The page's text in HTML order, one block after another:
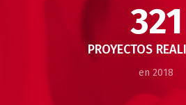
321
PROYECTOS
en 2018